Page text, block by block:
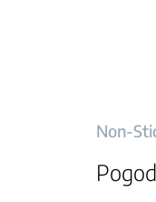
Non-